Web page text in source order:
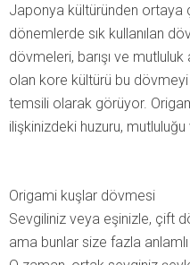
Japonya kültüründen ortaya
dönemlerde sık kullanılan
dövmeleri, barışı ve
olan kore kültürü bu dövmeyi
temsili olarak görüyor.
ilişkinizdeki huzuru,
Origami kuşlar dövmesi
Sevgiliniz veya eşinizle, çift
ama bunlar size fazla